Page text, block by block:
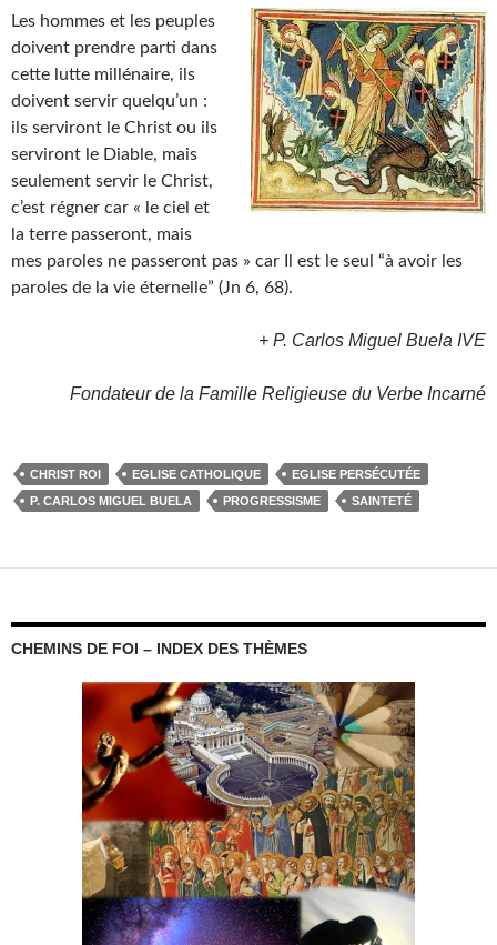
Les hommes et les peuples
doivent prendre parti dans
cette lutte millénaire, ils
doivent servir quelqu’un :
ils serviront le Christ ou ils
serviront le Diable, mais
seulement servir le Christ,
c’est régner car « le ciel et
la terre passeront, mais
mes paroles ne passeront pas » car Il est le seul “à avoir les
paroles de la vie éternelle” (Jn 6, 68).
+ P. Carlos Miguel Buela IVE
Fondateur de la Famille Religieuse du Verbe Incarné
CHRIST ROI EGLISE CATHOLIQUE
EGLISE PERSÉCUTÉE
P. CARLOS MIGUEL BUELA
PROGRESSISME SAINTETÉ
CHEMINS DE FOI – INDEX DES THÈMES